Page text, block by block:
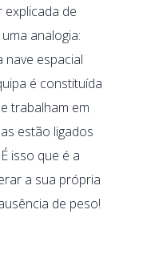
explicada de
analogia:
nave espacial
é constituída
trabalham em
estão ligados
isso que é a
a sua própria
de peso!